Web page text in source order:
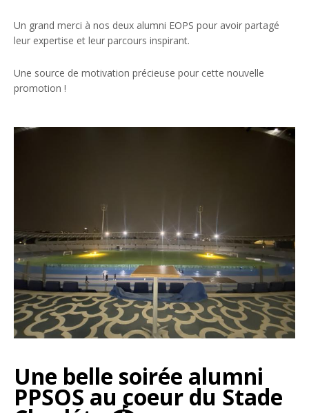
Un grand merci à nos deux alumni EOPS pour avoir partagé
leur expertise et leur parcours inspirant.
Une source de motivation précieuse pour cette nouvelle
promotion !
Une belle soirée alumni
PPSOS au coeur du Stade